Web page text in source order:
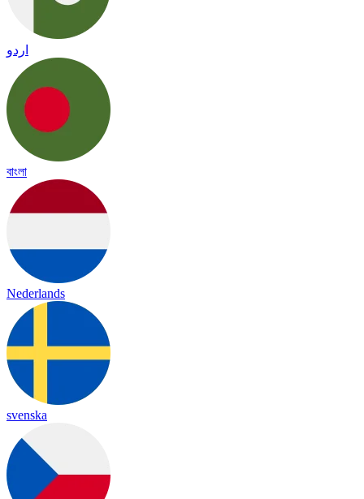
اردو
বাংলা
Nederlands
svenska